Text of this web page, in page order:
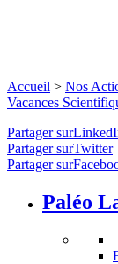
Accueil > Nos
Vacances
Partager
Partager surTwitter
Partager
Paléo